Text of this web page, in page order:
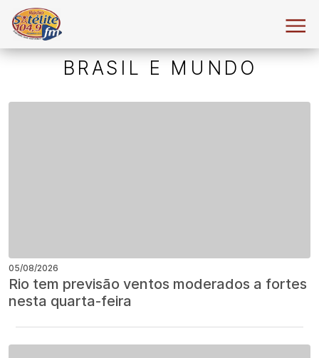
BRASIL E MUNDO
05/08/2026
Rio tem previsão ventos moderados a fortes
nesta quarta-feira